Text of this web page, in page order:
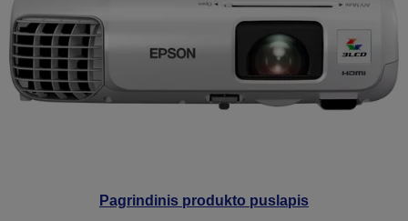
Pagrindinis produkto puslapis